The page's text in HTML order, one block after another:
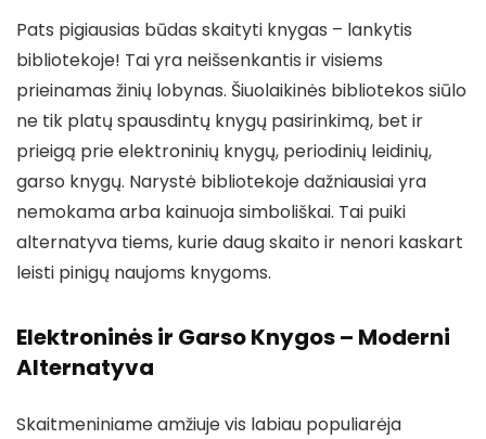
Pats pigiausias būdas skaityti knygas – lankytis
bibliotekoje! Tai yra neišsenkantis ir visiems
prieinamas žinių lobynas. Šiuolaikinės bibliotekos siūlo
ne tik platų spausdintų knygų pasirinkimą, bet ir
prieigą prie elektroninių knygų, periodinių leidinių,
garso knygų. Narystė bibliotekoje dažniausiai yra
nemokama arba kainuoja simboliškai. Tai puiki
alternatyva tiems, kurie daug skaito ir nenori kaskart
leisti pinigų naujoms knygoms.
Elektroninės ir Garso Knygos – Moderni
Alternatyva
Skaitmeniniame amžiuje vis labiau populiarėja